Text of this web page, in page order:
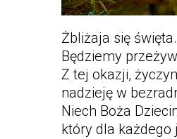
Żbliżaja się święta.
Będziemy
Z tej okazji,
nadzieję w
Niech Boża
który dla każdego